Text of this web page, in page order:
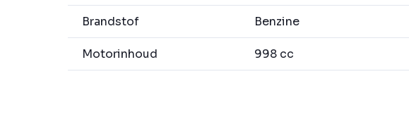
Brandstof Benzine
Motorinhoud 998 cc